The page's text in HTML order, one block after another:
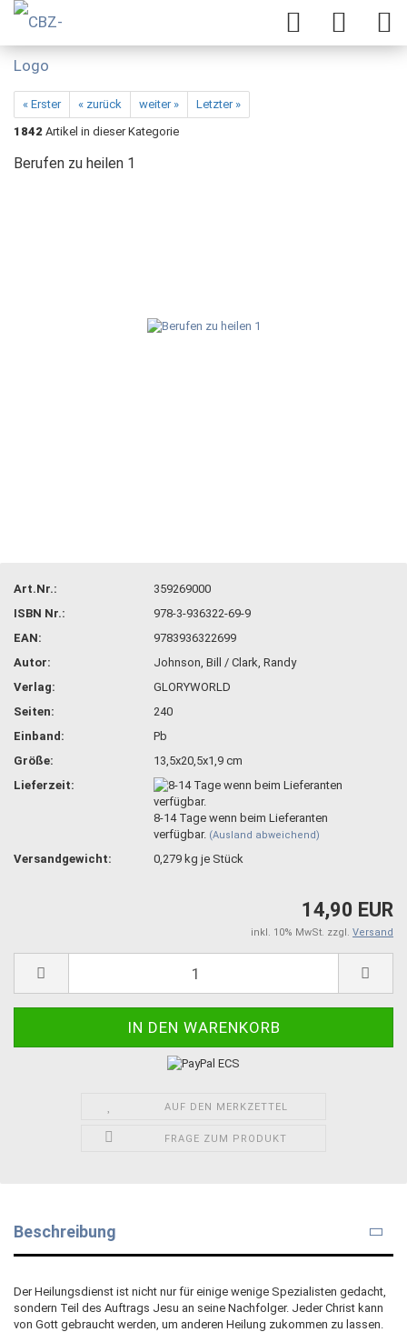
« Erster « zurück weiter »
Letzter »
1842 Artikel in dieser Kategorie
Berufen zu heilen 1
Art.Nr.:
359269000
ISBN Nr.:
978-3-936322-69-9
EAN:
9783936322699
Autor:
Johnson, Bill / Clark, Randy
Verlag:
GLORYWORLD
Seiten:
240
Einband:
Pb
Größe:
13,5x20,5x1,9 cm
Lieferzeit:
8-14 Tage wenn beim Lieferanten
verfügbar. (Ausland abweichend)
Versandgewicht: 0,279 kg je Stück
14,90 EUR
inkl. 10% MwSt. zzgl. Versand
AUF DEN MERKZETTEL
FRAGE ZUM PRODUKT
Beschreibung
Der Heilungsdienst ist nicht nur für einige wenige Spezialisten gedacht,
sondern Teil des Auftrags Jesu an seine Nachfolger. Jeder Christ kann
von Gott gebraucht werden, um anderen Heilung zukommen zu lassen.